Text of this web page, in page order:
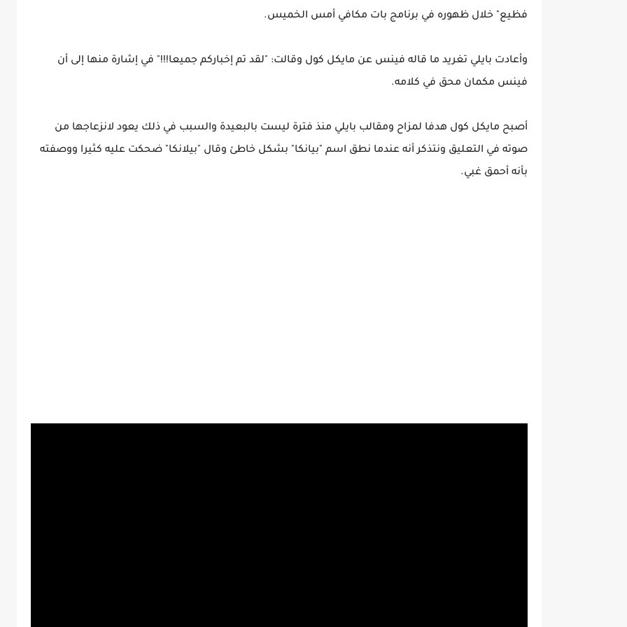
فظيع" خلال ظهوره في برنامج بات مكافي أمس الخميس.
وأعادت بايلي تغريد ما قاله فينس عن مايكل كول وقالت: "لقد تم إخباركم جميعا!!!" في إشارة منها إلى أن
فينس مكمان محق في كلامه.
أصبح مايكل كول هدفا لمزاح ومقالب بايلي منذ فترة ليست بالبعيدة والسبب في ذلك يعود لانزعاجها من
صوته في التعليق ونتذكر أنه عندما نطق اسم "بيانكا" بشكل خاطئ وقال "بيلانكا" ضحكت عليه كثيرا ووصفته
بأنه أحمق غبي.